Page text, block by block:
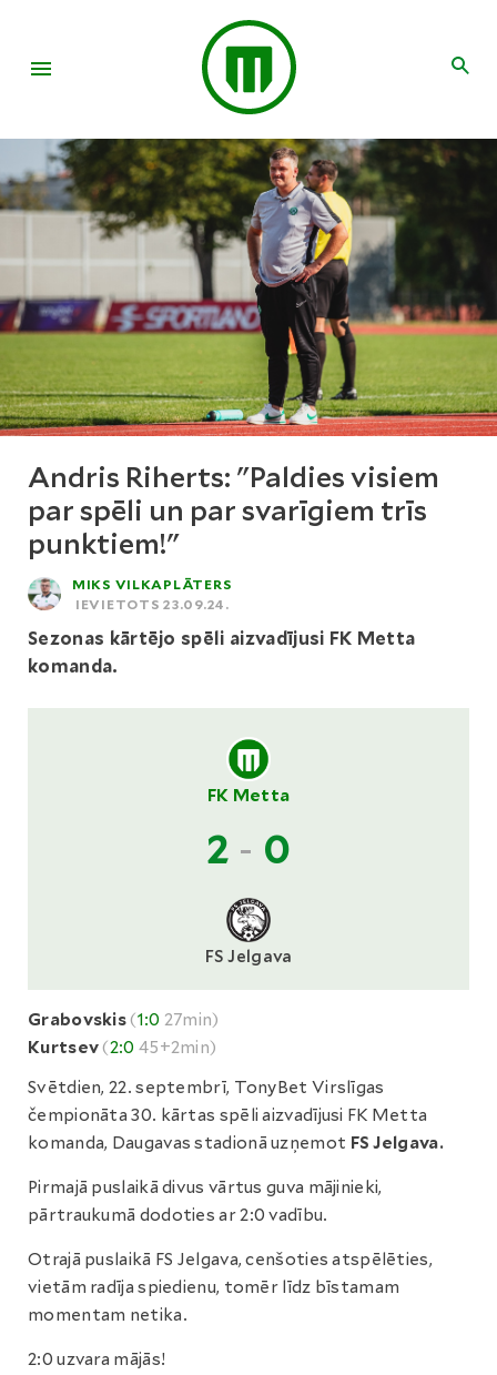
Andris Riherts: "Paldies visiem
par spēli un par svarīgiem trīs
punktiem!"
MIKS VILKAPLĀTERS
IEVIETOTS 23.09.24.
Sezonas kārtējo spēli aizvadījusi FK Metta
komanda.
FK Metta
2 - 0
FS Jelgava
Grabovskis(1:0 27min)
Kurtsev(2:0 45+2min)
Svētdien, 22. septembrī, TonyBet Virslīgas
čempionāta 30. kārtas spēli aizvadījusi FK Metta
komanda, Daugavas stadionā uzņemot FS Jelgava.
Pirmajā puslaikā divus vārtus guva mājinieki,
pārtraukumā dodoties ar 2:0 vadību.
Otrajā puslaikā FS Jelgava, cenšoties atspēlēties,
vietām radīja spiedienu, tomēr līdz bīstamam
momentam netika.
2:0 uzvara mājās!